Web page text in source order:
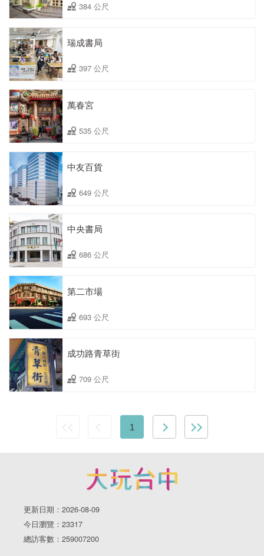
384 公尺
瑞成書局
397 公尺
萬春宮
535 公尺
中友百貨
649 公尺
中央書局
686 公尺
第二市場
693 公尺
成功路青草街
709 公尺
1
更新日期：2026-08-09
今日瀏覽：23317
總訪客數：259007200